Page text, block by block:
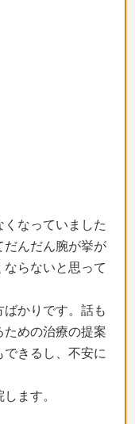
なっていました
だんだん腕が挙が
らないと思って
かりです。話も
ための治療の提案
できるし、不安に
ます。